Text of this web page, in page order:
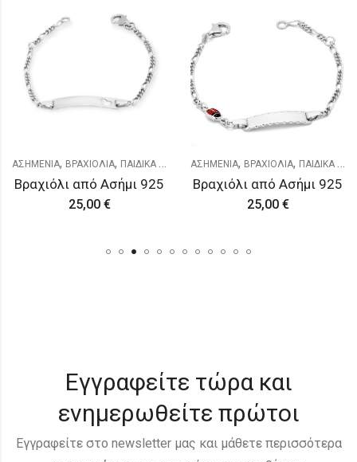
ΑΣΗΜΕΝΙΑ, ΒΡΑΧΙΟΛΙΑ, ΠΑΙΔΙΚΑ & ΝΕΟΓΕΝΝΗΤΑ
Βραχιόλι από Ασήμι 925
25,00 €
ΑΣΗΜΕΝΙΑ, ΒΡΑΧΙΟΛΙΑ, ΠΑΙΔΙΚΑ & ΝΕΟΓΕΝΝΗΤΑ
Βραχιόλι από Ασήμι 925
25,00 €
Εγγραφείτε τώρα και
ενημερωθείτε πρώτοι
Εγγραφείτε στο newsletter μας και μάθετε περισσότερα